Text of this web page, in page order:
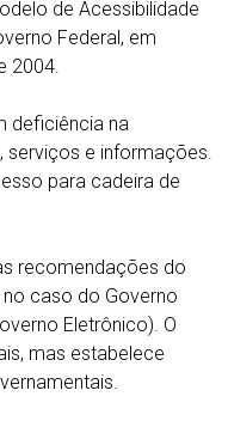
de Acessibilidade
Federal, em
2004.
deficiência na
serviços e informações.
para cadeira de
recomendações do
no caso do Governo
Eletrônico). O
mas estabelece